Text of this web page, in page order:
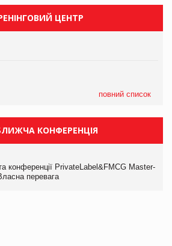
ЦЕНТР
повний список
КОНФЕРЕНЦІЯ
конференції PrivateLabel&FMCG Master-
перевага